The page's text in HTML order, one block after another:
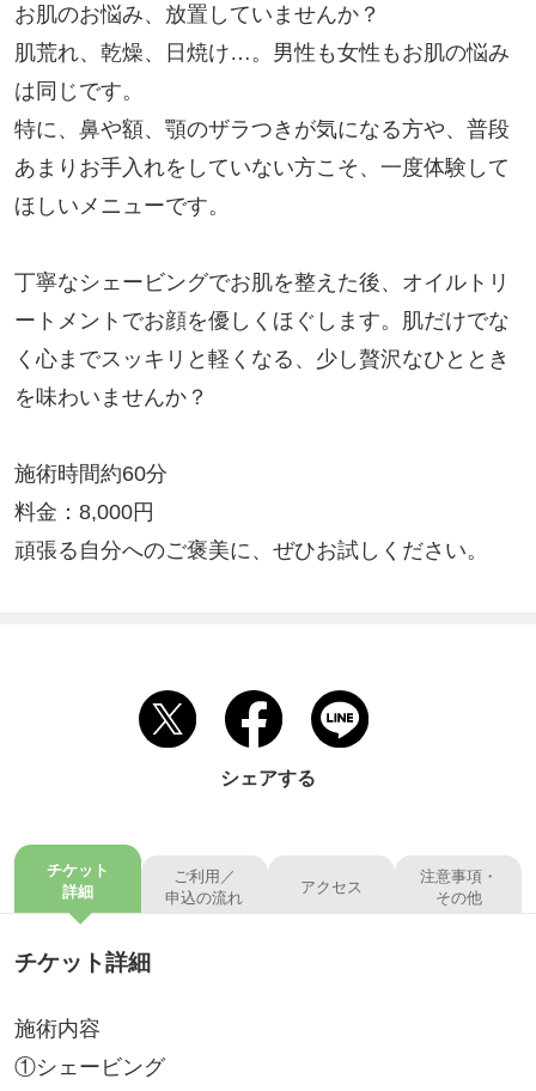
お肌のお悩み、放置していませんか？
肌荒れ、乾燥、日焼け…。男性も女性もお肌の悩み
は同じです。
特に、鼻や額、顎のザラつきが気になる方や、普段
あまりお手入れをしていない方こそ、一度体験して
ほしいメニューです。
丁寧なシェービングでお肌を整えた後、オイルトリ
ートメントでお顔を優しくほぐします。肌だけでな
く心までスッキリと軽くなる、少し贅沢なひととき
を味わいませんか？
施術時間約60分
料金：8,000円
頑張る自分へのご褒美に、ぜひお試しください。
シェアする
チケット
詳細
ご利用／
申込の流れ
アクセス
注意事項・
その他
チケット詳細
施術内容
①シェービング